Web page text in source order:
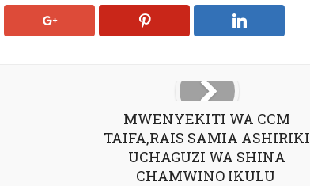
MWENYEKITI WA CCM
TAIFA,RAIS SAMIA ASHIRIKI
UCHAGUZI WA SHINA
CHAMWINO IKULU